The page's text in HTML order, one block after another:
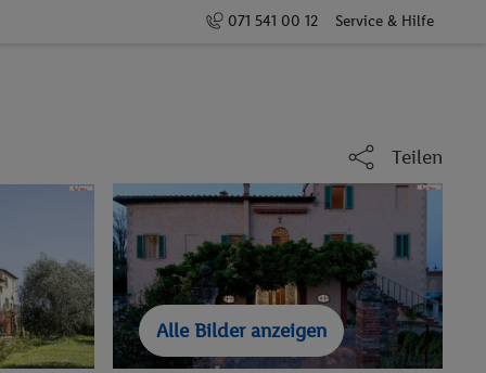
071 541 00 12 Service & Hilfe
Teilen
Alle Bilder anzeigen